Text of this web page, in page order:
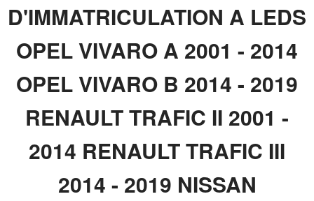
D'IMMATRICULATION A LEDS
OPEL VIVARO A 2001 - 2014
OPEL VIVARO B 2014 - 2019
RENAULT TRAFIC II 2001 -
2014 RENAULT TRAFIC III
2014 - 2019 NISSAN